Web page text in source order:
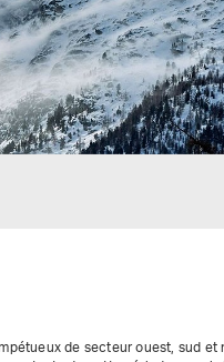
de secteur ouest, sud